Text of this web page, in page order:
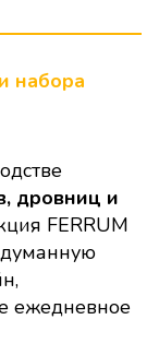
набора
дровниц и
FERRUM
ежедневное